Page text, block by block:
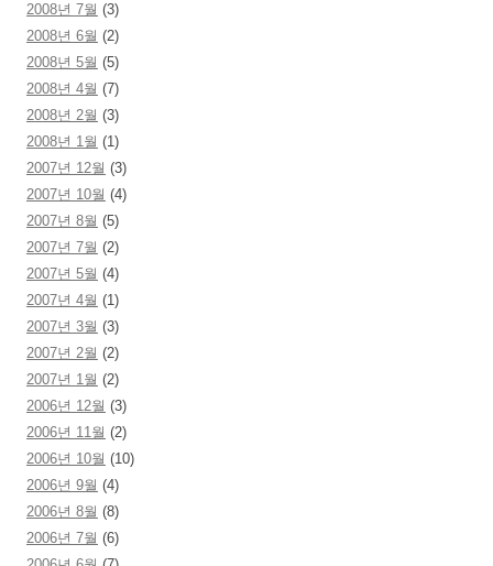
2008년 7월 (3)
2008년 6월 (2)
2008년 5월 (5)
2008년 4월 (7)
2008년 2월 (3)
2008년 1월 (1)
2007년 12월 (3)
2007년 10월 (4)
2007년 8월 (5)
2007년 7월 (2)
2007년 5월 (4)
2007년 4월 (1)
2007년 3월 (3)
2007년 2월 (2)
2007년 1월 (2)
2006년 12월 (3)
2006년 11월 (2)
2006년 10월 (10)
2006년 9월 (4)
2006년 8월 (8)
2006년 7월 (6)